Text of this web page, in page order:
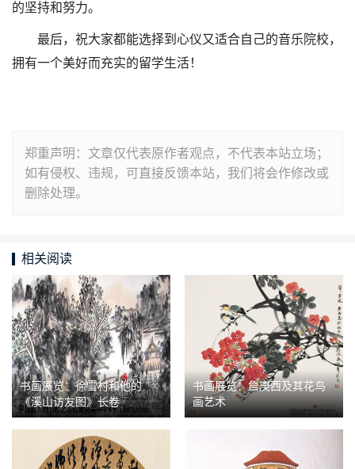
的坚持和努力。
最后，祝大家都能选择到心仪又适合自己的音乐院校，
拥有一个美好而充实的留学生活！
郑重声明：文章仅代表原作者观点，不代表本站立场；
如有侵权、违规，可直接反馈本站，我们将会作修改或
删除处理。
相关阅读
书画展览：徐雪村和他的
《溪山访友图》长卷
书画展览：詹庚西及其花鸟
画艺术